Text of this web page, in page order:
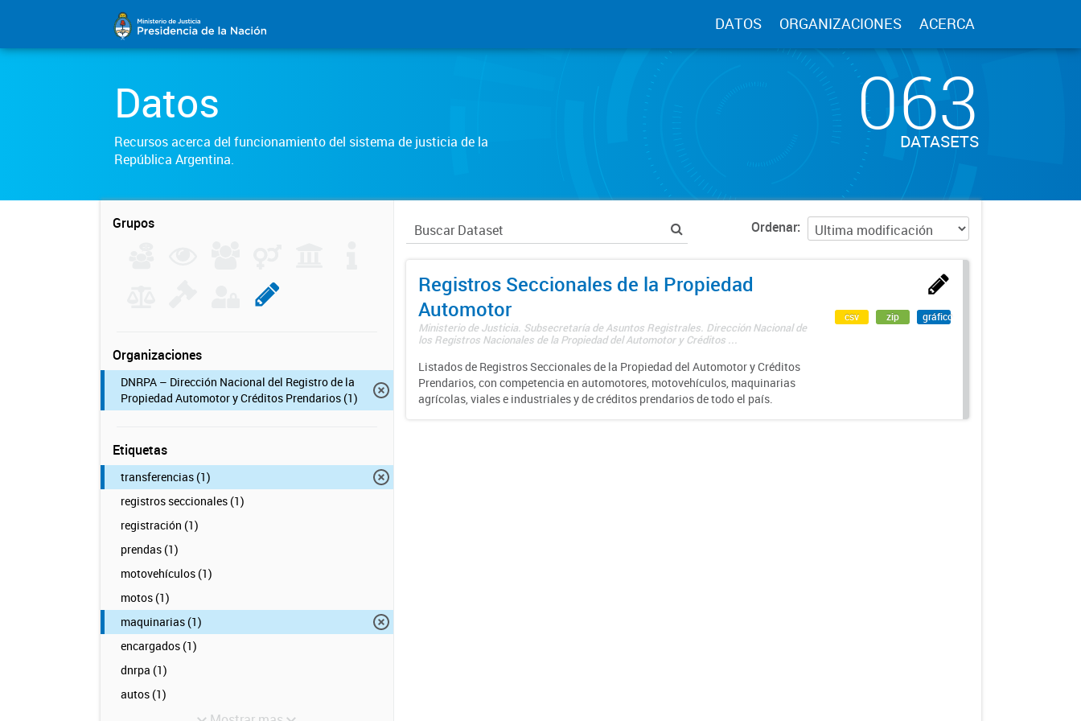
DATOS ORGANIZACIONES ACERCA
Datos
Recursos acerca del funcionamiento del sistema de justicia de la
República Argentina.
063
DATASETS
Grupos
Organizaciones
DNRPA – Dirección Nacional del Registro de la
Propiedad Automotor y Créditos Prendarios (1)
Etiquetas
transferencias (1)
registros seccionales (1)
registración (1)
prendas (1)
motovehículos (1)
motos (1)
maquinarias (1)
encargados (1)
dnrpa (1)
autos (1)
Ordenar
Registros Seccionales de la Propiedad
Automotor
Ministerio de Justicia. Subsecretaría de Asuntos Registrales. Dirección Nacional de
los Registros Nacionales de la Propiedad del Automotor y Créditos ...
Listados de Registros Seccionales de la Propiedad del Automotor y Créditos
Prendarios, con competencia en automotores, motovehículos, maquinarias
agrícolas, viales e industriales y de créditos prendarios de todo el país.
csv zip gráfico